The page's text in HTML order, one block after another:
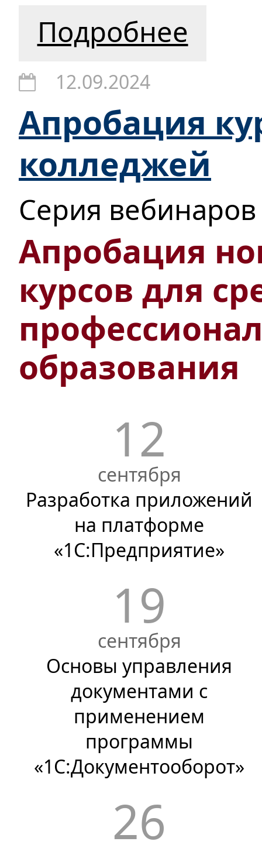
Подробнее
12.09.2024
Апробация
колледжей
Серия вебинаров
Апробация
курсов для
образования
12
сентября
Разработка приложений
на платформе
«1С:Предприятие»
19
сентября
Основы управления
документами с
применением
программы
«1С:Документооборот»
26